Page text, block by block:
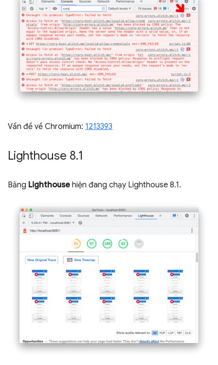
Vấn đề về Chromium: 1213393
Lighthouse 8.1
Bảng Lighthouse hiện đang chạy Lighthouse 8.1.